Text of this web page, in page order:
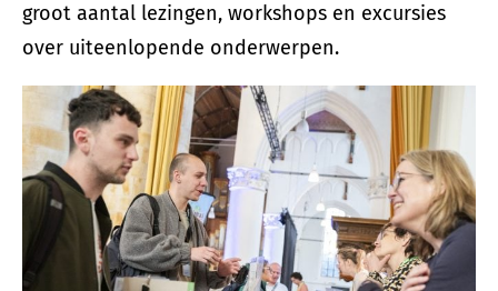
groot aantal lezingen, workshops en excursies
over uiteenlopende onderwerpen.